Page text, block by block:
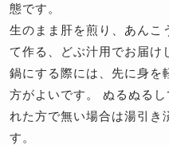
態です。
生のまま肝を煎り、あんこ
て作る、どぶ汁用でお届け
鍋にする際には、先に身を
方がよいです。 ぬるぬる
れた方で無い場合は湯引き
す。